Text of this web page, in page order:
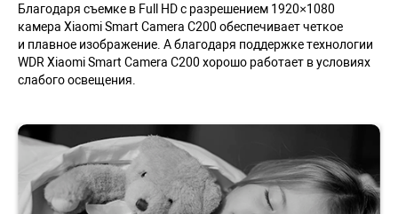
Благодаря съемке в Full HD с разрешением 1920×1080
камера Xiaomi Smart Camera C200 обеспечивает четкое
и плавное изображение. А благодаря поддержке технологии
WDR Xiaomi Smart Camera C200 хорошо работает в условиях
слабого освещения.